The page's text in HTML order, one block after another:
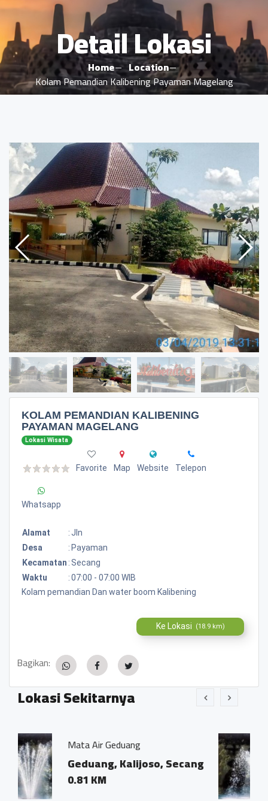
Detail Lokasi
Home
Location
Kolam Pemandian Kalibening Payaman Magelang
KOLAM PEMANDIAN KALIBENING
PAYAMAN MAGELANG
Lokasi Wisata
Favorite Map Website Telepon
Whatsapp
Alamat : Jln
Desa
: Payaman
Kecamatan : Secang
Waktu
:07:00 - 07:00 WIB
Kolam pemandian Dan water boom Kalibening
Ke Lokasi (18.9 km)
Bagikan:
Lokasi Sekitarnya
Secang
Mata Air Kalibening
Payaman,
0.21 KM